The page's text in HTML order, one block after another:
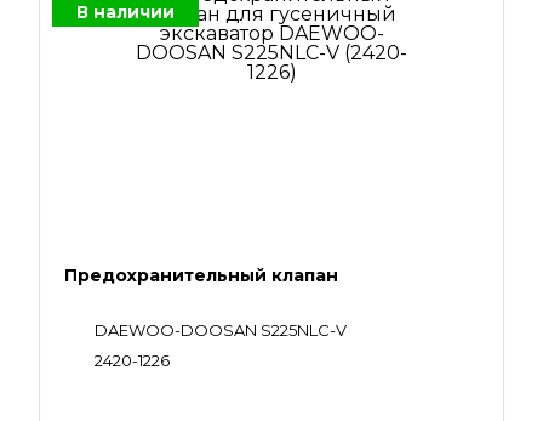
В наличии
Предохранительный клапан
DAEWOO-DOOSAN S225NLC-V
2420-1226